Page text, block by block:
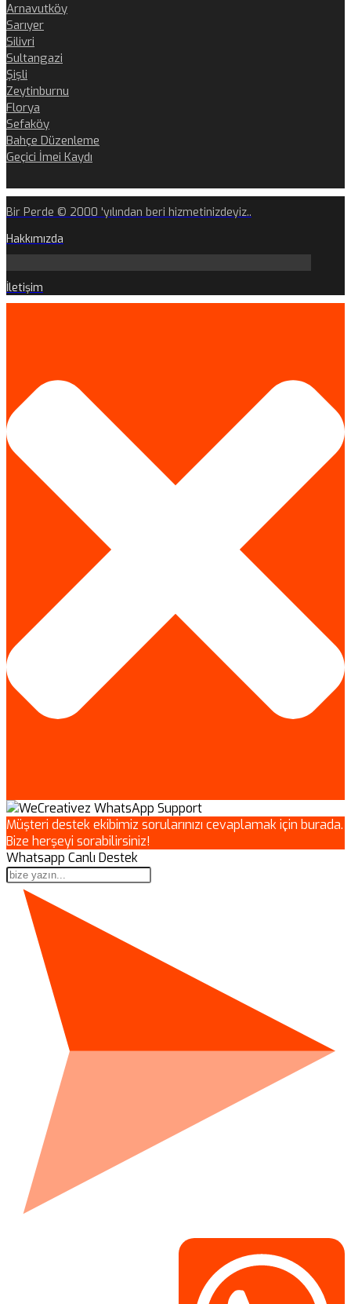
Arnavutköy
Sarıyer
Silivri
Sultangazi
Şişli
Zeytinburnu
Florya
Sefaköy
Bahçe Düzenleme
Geçici İmei Kaydı
Bir Perde © 2000 'yılından beri hizmetinizdeyiz..
Hakkımızda
İletişim
Müşteri destek ekibimiz sorularınızı cevaplamak için burada.
Bize herşeyi sorabilirsiniz!
Whatsapp Canlı Destek